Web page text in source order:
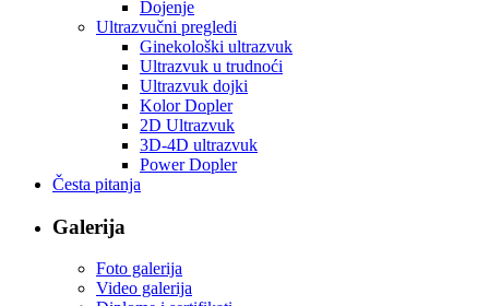
Dojenje
Ultrazvučni pregledi
Ginekološki ultrazvuk
Ultrazvuk u trudnoći
Ultrazvuk dojki
Kolor Dopler
2D Ultrazvuk
3D-4D ultrazvuk
Power Dopler
Česta pitanja
Galerija
Foto galerija
Video galerija